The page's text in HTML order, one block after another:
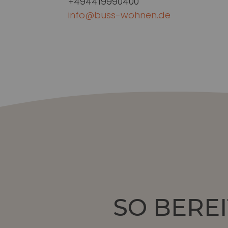
info@buss-wohnen.de
SO